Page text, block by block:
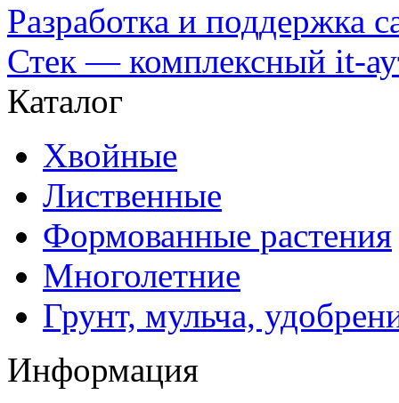
Разработка и поддержка
Стек — комплексный it-
Каталог
Хвойные
Лиственные
Формованные растения
Многолетние
Грунт, мульча,
Информация